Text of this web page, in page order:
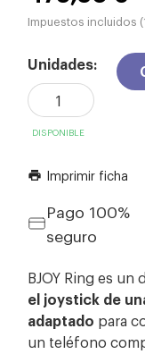
Impuestos incluidos
Unidades:
DISPONIBLE
print Imprimir ficha
Pago 100%
seguro
BJOY Ring es un
el joystick de
adaptado para
un teléfono